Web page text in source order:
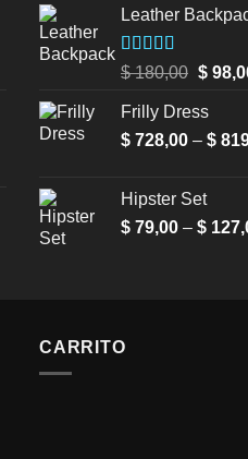
Leather
Valorado en
de 5
$180,00
was:
$
$
Frilly Dress
$ 728,00 – $
Hipster Set
$ 79,00 – $
CARRITO